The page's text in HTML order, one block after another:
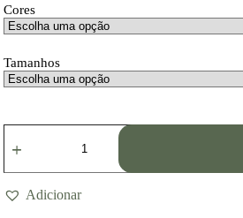
Cores
Tamanhos
Adicionar